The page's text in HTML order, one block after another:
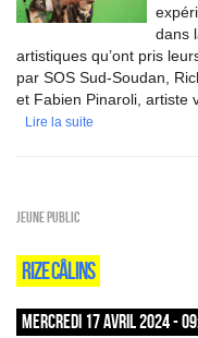
dans
artistiques qu’ont pris
par SOS Sud-Soudan,
et Fabien Pinaroli, artiste
Lire la suite
Jeune public
RIZE CÂLINS
MERCREDI 17 AVRIL 2024 -